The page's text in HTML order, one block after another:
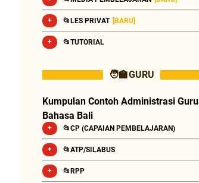
📂LES PRIVAT [BARU]
📂TUTORIAL
🧑‍🏫 GURU
Kumpulan Contoh Administrasi Guru
Bahasa Bali
📂CP (CAPAIAN PEMBELAJARAN)
📂ATP/SILABUS
📂RPP